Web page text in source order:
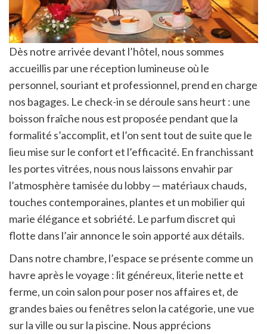
Dès notre arrivée devant l’hôtel, nous sommes
accueillis par une réception lumineuse où le
personnel, souriant et professionnel, prend en charge
nos bagages. Le check-in se déroule sans heurt : une
boisson fraîche nous est proposée pendant que la
formalité s’accomplit, et l’on sent tout de suite que le
lieu mise sur le confort et l’efficacité. En franchissant
les portes vitrées, nous nous laissons envahir par
l’atmosphère tamisée du lobby — matériaux chauds,
touches contemporaines, plantes et un mobilier qui
marie élégance et sobriété. Le parfum discret qui
flotte dans l’air annonce le soin apporté aux détails.
Dans notre chambre, l’espace se présente comme un
havre après le voyage : lit généreux, literie nette et
ferme, un coin salon pour poser nos affaires et, de
grandes baies ou fenêtres selon la catégorie, une vue
sur la ville ou sur la piscine. Nous apprécions